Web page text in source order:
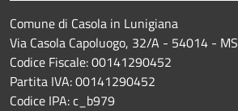
Comune di Casola in Lunigiana
Via Casola Capoluogo, 32/A - 54014 - MS
Codice Fiscale: 00141290452
Partita IVA: 00141290452
Codice IPA: c_b979